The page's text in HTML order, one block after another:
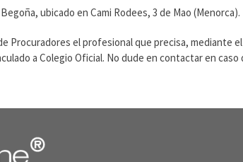
ubicado en Cami Rodees, 3 de Mao (Menorca).
Procuradores el profesional que precisa, mediante
a Colegio Oficial. No dude en contactar en